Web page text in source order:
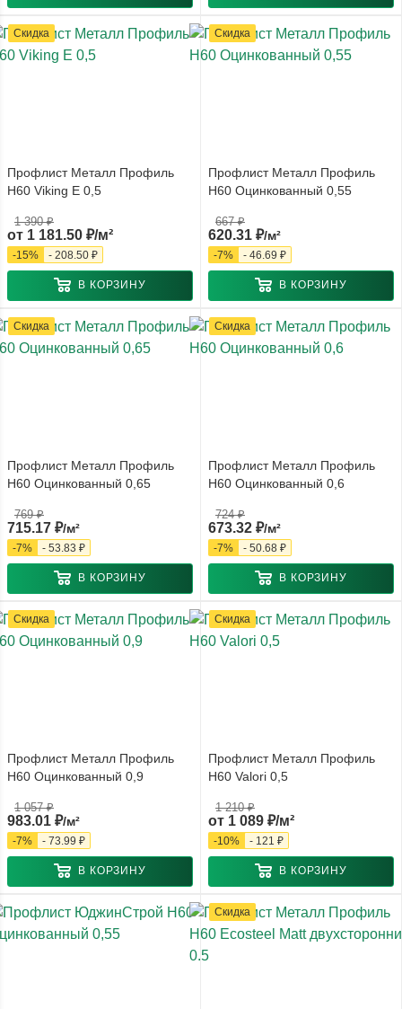
Скидка
Профлист Металл Профиль
Н60 Viking E 0,5
от 1 181.50 ₽/м²
1 390 ₽
-15% - 208.50 ₽
В КОРЗИНУ
Скидка
Профлист Металл Профиль
Н60 Оцинкованный 0,55
620.31 ₽/м²
667₽
-7% - 46.69 ₽
В КОРЗИНУ
Скидка
Профлист Металл Профиль
Н60 Оцинкованный 0,65
715.17 ₽/м²
769₽
-7% - 53.83 ₽
В КОРЗИНУ
Скидка
Профлист Металл Профиль
Н60 Оцинкованный 0,6
673.32 ₽/м²
724₽
-7% - 50.68 ₽
В КОРЗИНУ
Скидка
Профлист Металл Профиль
Н60 Оцинкованный 0,9
983.01 ₽/м²
1 057₽
-7% - 73.99 ₽
В КОРЗИНУ
Скидка
Профлист Металл Профиль
Н60 Valori 0,5
от 1 089 ₽/м²
1 210 ₽
-10% - 121 ₽
В КОРЗИНУ
Скидка